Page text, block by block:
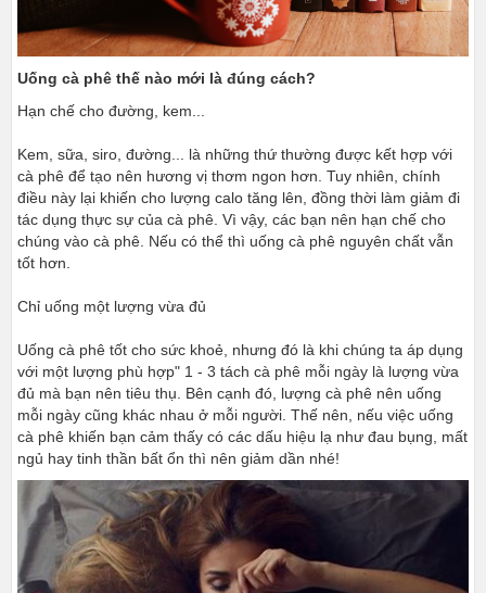
Uống cà phê thế nào mới là đúng cách?
Hạn chế cho đường, kem...
Kem, sữa, siro, đường... là những thứ thường được kết hợp với
cà phê để tạo nên hương vị thơm ngon hơn. Tuy nhiên, chính
điều này lại khiến cho lượng calo tăng lên, đồng thời làm giảm đi
tác dụng thực sự của cà phê. Vì vậy, các bạn nên hạn chế cho
chúng vào cà phê. Nếu có thể thì uống cà phê nguyên chất vẫn
tốt hơn.
Chỉ uống một lượng vừa đủ
Uống cà phê tốt cho sức khoẻ, nhưng đó là khi chúng ta áp dụng
với một lượng phù hợp" 1 - 3 tách cà phê mỗi ngày là lượng vừa
đủ mà bạn nên tiêu thụ. Bên cạnh đó, lượng cà phê nên uống
mỗi ngày cũng khác nhau ở mỗi người. Thế nên, nếu việc uống
cà phê khiến bạn cảm thấy có các dấu hiệu lạ như đau bụng, mất
ngủ hay tinh thần bất ổn thì nên giảm dần nhé!